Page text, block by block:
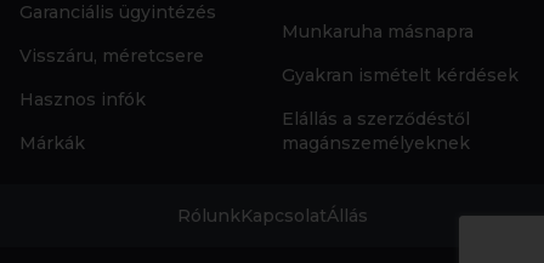
Garanciális ügyintézés
Visszáru, méretcsere
Hasznos infók
Márkák
Munkaruha másnapra
Gyakran ismételt kérdések
Elállás a szerződéstől
magánszemélyeknek
RólunkKapcsolatÁllás